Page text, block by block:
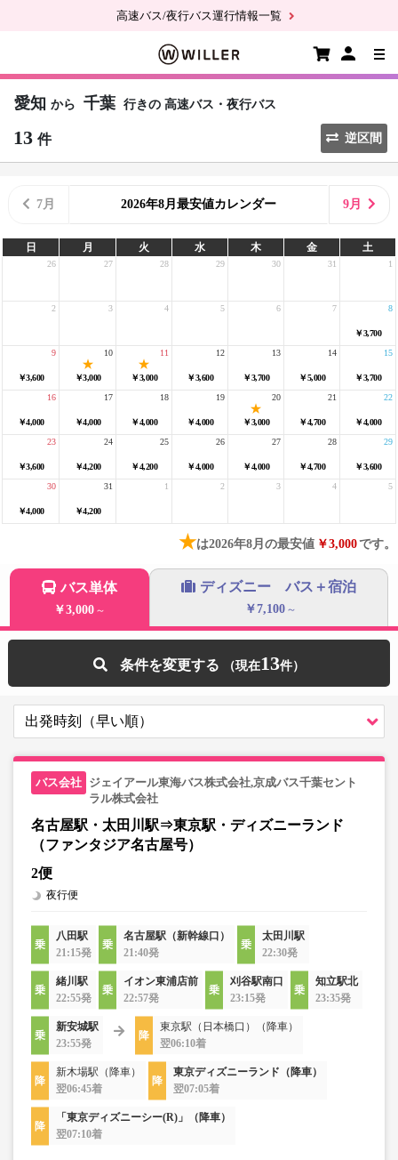
高速バス/夜行バス運行情報一覧
愛知 から 千葉 行きの 高速バス・夜行バス
13 件 逆区間
7月 2026年8月最安値カレンダー 9月
日 月 火 水 木 金 土
26 27 28 29 30 31 1
2 3 4 5 6 7
￥3,700
8
￥3,600
9
￥3,000
10
￥3,000
11
￥3,600
12
￥3,700
13
￥5,000
14
￥3,700
15
￥4,000
16
￥4,000
17
￥4,000
18
￥4,000
19
￥3,000
20
￥4,700
21
￥4,000
22
￥3,600
23
￥4,200
24
￥4,200
25
￥4,000
26
￥4,000
27
￥4,700
28
￥3,600
29
￥4,000
30
￥4,200
31 1 2 3 4 5
★は2026年8月の最安値 ￥3,000です。
バス単体
￥3,000 ～
ディズニー バス＋宿泊
￥7,100 ～
条件を変更する 13
ジェイアール東海バス株式会社,京成バス千葉セント
ラル株式会社
名古屋駅・太田川駅⇒東京駅・ディズニーランド
（ファンタジア名古屋号）
2便
夜行便
八田駅
21:15発
名古屋駅（新幹線口）
21:40発
太田川駅
22:30発
緒川駅
22:55発
イオン東浦店前
22:57発
刈谷駅南口
23:15発
知立駅北
23:35発
新安城駅
23:55発
東京駅（日本橋口）（降車）
翌06:10着
新木場駅（降車）
翌06:45着
東京ディズニーランド（降車）
翌07:05着
「東京ディズニーシー(R)」（降車）
翌07:10着